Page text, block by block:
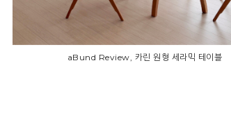
aBund Review, 카린 원형 세라믹 테이블